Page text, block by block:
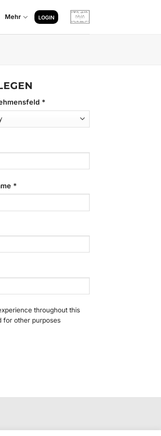
Mehr LOGIN
*
*
throughout this
for other purposes